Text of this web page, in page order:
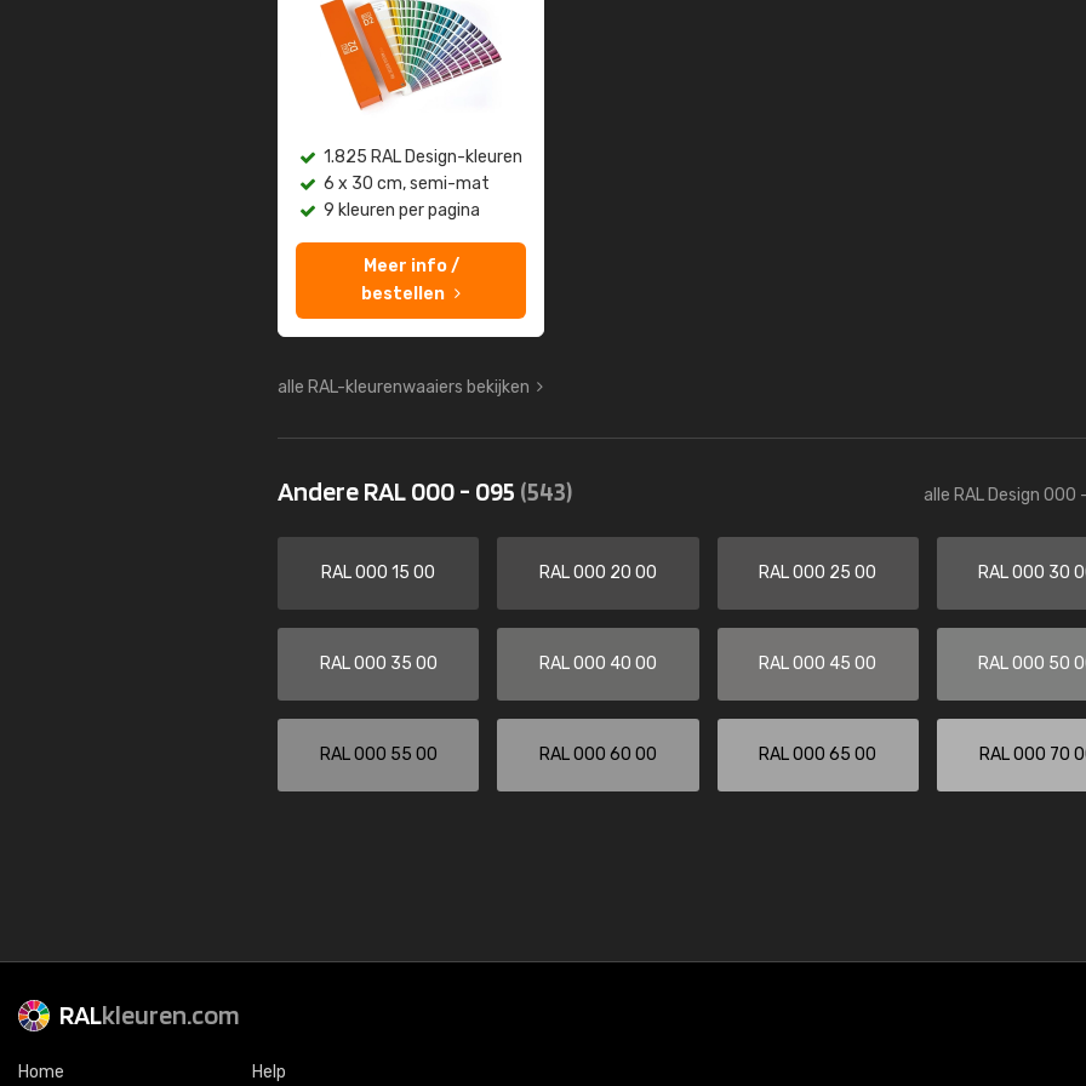
1.825 RAL Design-kleuren
6 x 30 cm, semi-mat
9 kleuren per pagina
Meer info /
bestellen
alle RAL-kleurenwaaiers bekijken
Andere RAL 000 - 095 (543) alle RAL Design 000
RAL 000 15 00 RAL 000 20 00 RAL 000 25 00 RAL 000 30
RAL 000 35 00 RAL 000 40 00 RAL 000 45 00 RAL 000 50
RAL 000 55 00 RAL 000 60 00 RAL 000 65 00 RAL 000 70
RALkleuren.com
Home Help